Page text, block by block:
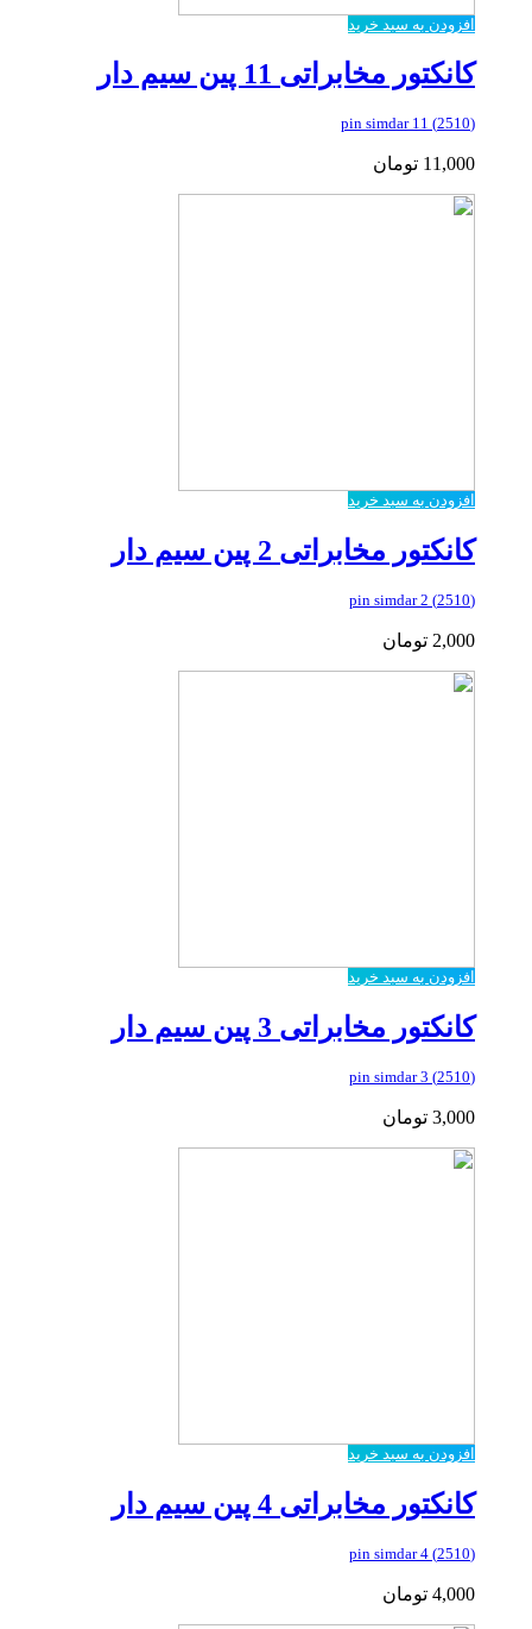
افزودن به سبد خرید
کانکتور مخابراتی 11 پین سیم دار
(2510) 11 pin simdar
11,000 تومان
افزودن به سبد خرید
کانکتور مخابراتی 2 پین سیم دار
(2510) 2 pin simdar
2,000 تومان
افزودن به سبد خرید
کانکتور مخابراتی 3 پین سیم دار
(2510) 3 pin simdar
3,000 تومان
افزودن به سبد خرید
کانکتور مخابراتی 4 پین سیم دار
(2510) 4 pin simdar
4,000 تومان